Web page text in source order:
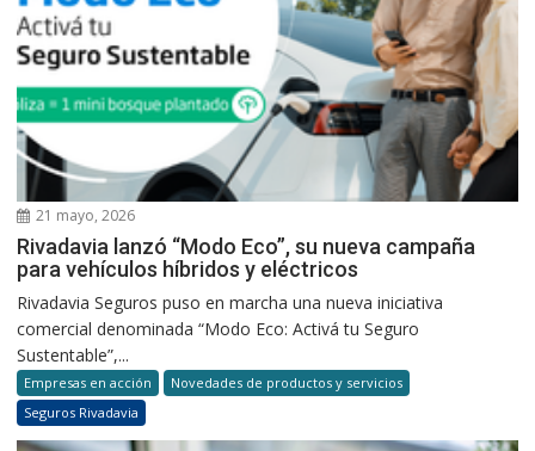
21 mayo, 2026
Rivadavia lanzó “Modo Eco”, su nueva campaña
para vehículos híbridos y eléctricos
Rivadavia Seguros puso en marcha una nueva iniciativa
comercial denominada “Modo Eco: Activá tu Seguro
Sustentable”,...
Empresas en acción
Novedades de productos y servicios
Seguros Rivadavia